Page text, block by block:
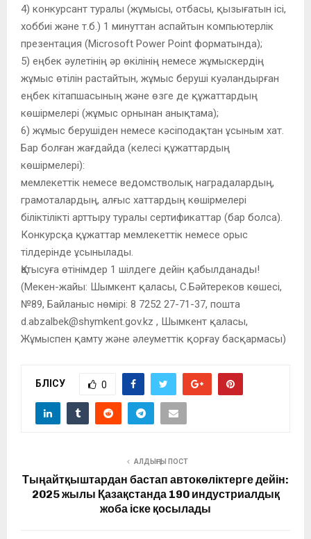
4) конкурсант туралы (жұмысы, отбасы, қызығатын ісі,
хоббиі және т.б.) 1 минуттан аспайтын компьютерлік
презентация (Microsoft Power Point форматында);
5) еңбек әулетінің әр өкілінің немесе жұмыскердің
жұмыс өтілін растайтын, жұмыс беруші куәландырған
еңбек кітапшасының және өзге де құжаттардың
көшірмелері (жұмыс орнынан анықтама);
6) жұмыс берушіден немесе кәсіподақтан ұсыным хат.
Бар болған жағдайда (келесі құжаттардың
көшірмелері):
мемлекеттік немесе ведомстволық наградалардың,
грамоталардың, алғыс хаттардың көшірмелері
біліктілікті арттыру туралы сертификаттар (бар болса).
Конкурсқа құжаттар мемлекеттік немесе орыс
тілдерінде ұсынылады.
Қатысуға өтінімдер 1 шілдеге дейін қабылданады!
(Мекен-жайы: Шымкент қаласы, С.Бәйтереков көшесі,
№89, Байланыс нөмірі: 8 7252 27-71-37, пошта
d.abzalbek@shymkent.gov.kz , Шымкент қаласы,
Жұмыспен қамту және әлеуметтік қорғау басқармасы)
БӨЛІСУ 0
АЛДЫҢҒЫ ПОСТ
Тыңайтқыштардан бастап автокөліктерге дейін:
2025 жылы Қазақстанда 190 индустриалдық
жоба іске қосылады